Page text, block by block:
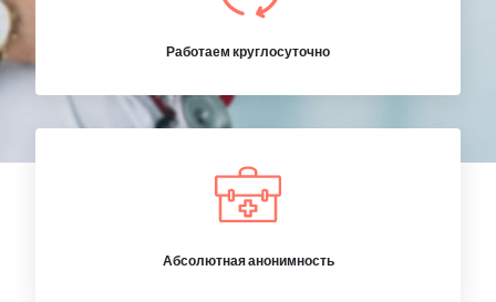
Работаем круглосуточно
Абсолютная анонимность